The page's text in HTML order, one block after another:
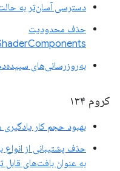
دسترسی آسان‌تر به
حذف محدودیت
به‌روزرسانی‌های
کروم ۱۳۴
بهبود حجم کار یادگیری
حذف پشتیبانی از انواع
به عنوان بافت‌های قابل